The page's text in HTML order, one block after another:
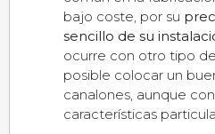
bajo coste, por su
sencillo de su
ocurre con otro tipo
posible colocar un
canalones, aunque
características